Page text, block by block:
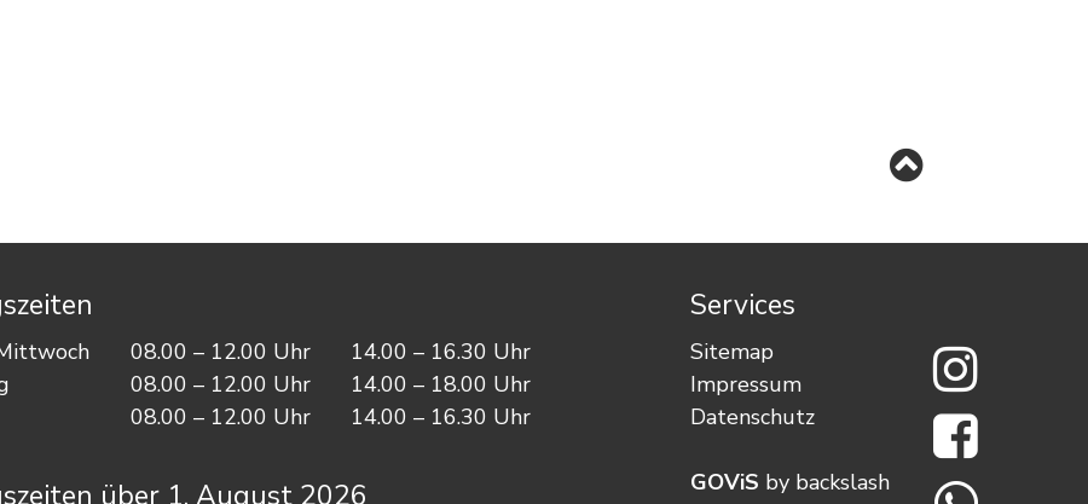
ttwoch 08.00 – 12.00 Uhr 14.00 – 16.30 Uhr
08.00 – 12.00 Uhr 14.00 – 18.00 Uhr
08.00 – 12.00 Uhr 14.00 – 16.30 Uhr
über 1. August 2026
Services
Sitemap
Impressum
Datenschutz
GOViS by backslash